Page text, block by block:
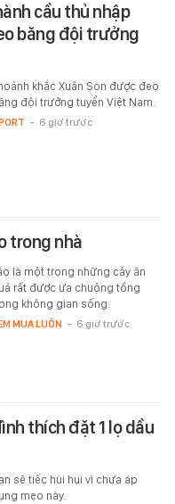
cầu thủ nhập
băng đội trưởng
khắc Xuân Son được đeo
đội trưởng tuyển Việt Nam.
- 6 giờ trước
trong nhà
là một trong những cây ăn
rất được ưa chuộng tồng
không gian sống.
MUA LUÔN - 6 giờ trước
thích đặt 1 lọ dầu
sẽ tiếc hùi hụi vì chưa áp
mẹo này.